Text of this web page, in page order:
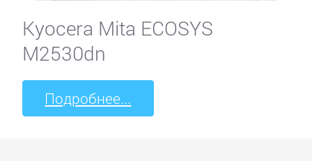
Kyocera Mita ECOSYS
M2530dn
Подробнее...